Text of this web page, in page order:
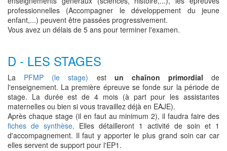
professionnelles (Accompagner le développement du jeune
enfant,...) peuvent être passées progressivement.
Vous avez un délais de 5 ans pour terminer l'examen.
D - LES STAGES
La PFMP (le stage) est un chaînon primordial de
l'enseignement. La première épreuve se fonde sur la période de
stage. La durée est de 4 mois (à part pour les assistantes
maternelles ou bien si vous travaillez déjà en EAJE).
Après chaque stage (il en faut au minimum 2), il faudra faire des
fiches de synthèse. Elles détailleront 1 activité de soin et 1
d'accompagnement. Il faut y apporter le plus grand soin car car
elles servent de support pour l'EP1.